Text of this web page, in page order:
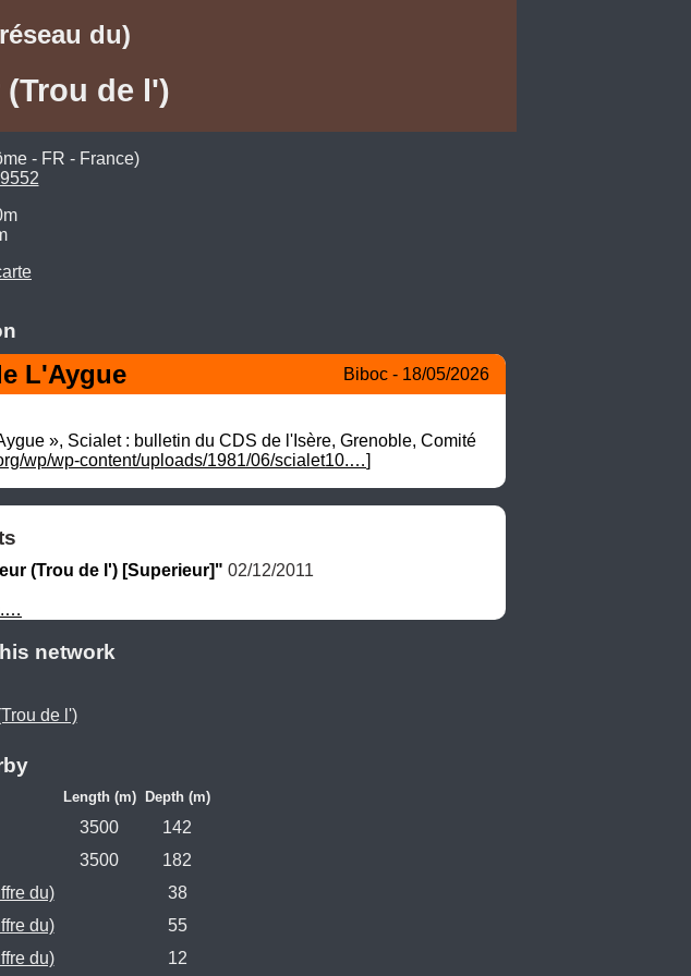
du)
de l')
- FR - France)
L'Aygue Biboc - 18/05/2026
», Scialet : bulletin du CDS de l'Isère, Grenoble, Comité
wp/wp-content/uploads/1981/06/scialet10.…]
(Trou de l') [Superieur]" 02/12/2011
network
de l')
Length (m) Depth (m)
3500
142
3500
182
du)
38
du)
55
du) 12